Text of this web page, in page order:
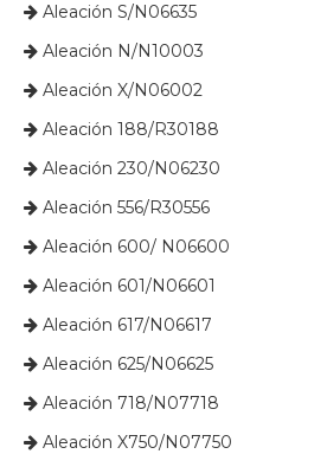
 ​ Aleación S/N06635
 ​​​​​​​ Aleación N/N10003
 ​​​​​​​ Aleación X/N06002
 ​​​​​​​ Aleación 188/R30188
 ​​​​​​​ Aleación 230/N06230
 ​​​​​​​ Aleación 556/R30556
 ​​​​​​​ Aleación 600/ N06600
 ​​​​​​​ Aleación 601/N06601
 ​​​​​​​ Aleación 617/N06617
 ​​​​​​​​ Aleación 625/N06625
 ​​​​​​​ Aleación 718/N07718
 ​​​​​​​ Aleación X750/N07750